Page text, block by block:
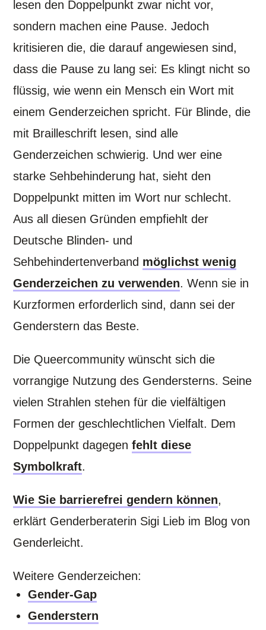
lesen den Doppelpunkt zwar nicht vor,
sondern machen eine Pause. Jedoch
kritisieren die, die darauf angewiesen sind,
dass die Pause zu lang sei: Es klingt nicht so
flüssig, wie wenn ein Mensch ein Wort mit
einem Genderzeichen spricht. Für Blinde, die
mit Brailleschrift lesen, sind alle
Genderzeichen schwierig. Und wer eine
starke Sehbehinderung hat, sieht den
Doppelpunkt mitten im Wort nur schlecht.
Aus all diesen Gründen empfiehlt der
Deutsche Blinden- und
Sehbehindertenverband möglichst wenig
Genderzeichen zu verwenden. Wenn sie in
Kurzformen erforderlich sind, dann sei der
Genderstern das Beste.
Die Queercommunity wünscht sich die
vorrangige Nutzung des Gendersterns. Seine
vielen Strahlen stehen für die vielfältigen
Formen der geschlechtlichen Vielfalt. Dem
Doppelpunkt dagegenfehlt diese
Symbolkraft.
Wie Sie barrierefrei gendern können,
erklärt Genderberaterin Sigi Lieb im Blog von
Genderleicht.
Weitere Genderzeichen:
Gender-Gap
Genderstern